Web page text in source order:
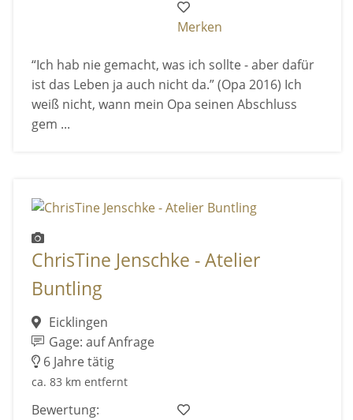
Merken
“Ich hab nie gemacht, was ich sollte - aber dafür
ist das Leben ja auch nicht da.” (Opa 2016) Ich
weiß nicht, wann mein Opa seinen Abschluss
gem ...
ChrisTine Jenschke - Atelier
Buntling
Eicklingen
Gage: auf Anfrage
6 Jahre tätig
ca. 83 km entfernt
Bewertung: